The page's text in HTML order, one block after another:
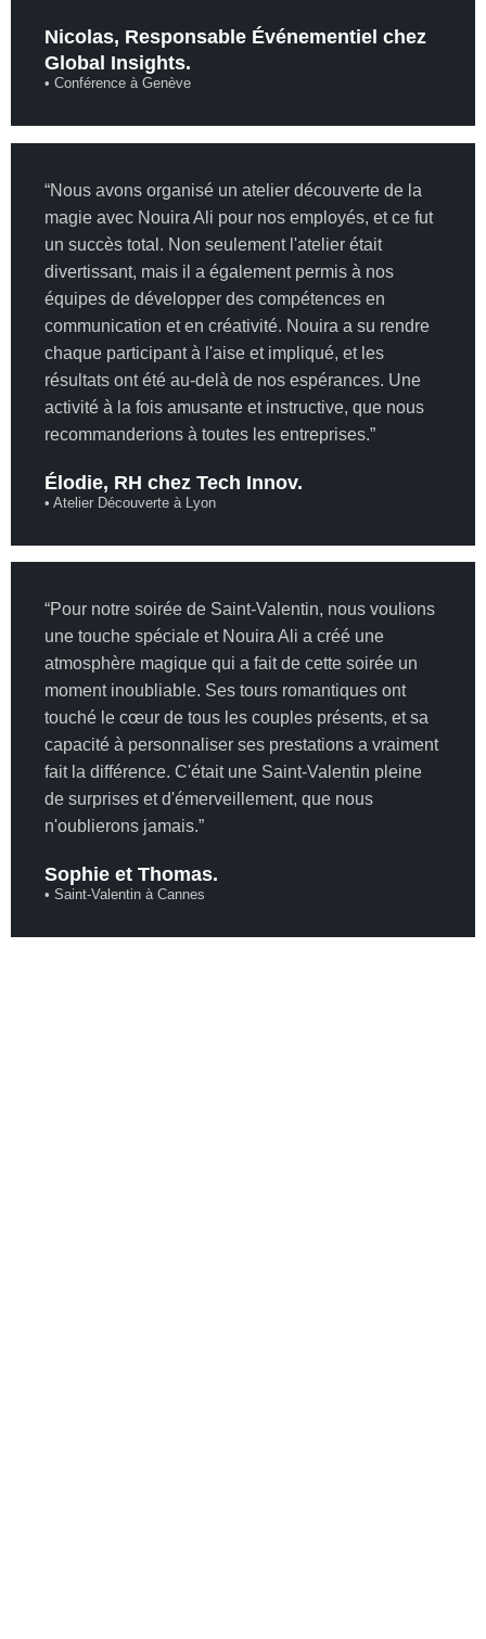
Nicolas, Responsable Événementiel chez
Global Insights.
• Conférence à Genève
“Nous avons organisé un atelier découverte de la
magie avec Nouira Ali pour nos employés, et ce fut
un succès total. Non seulement l'atelier était
divertissant, mais il a également permis à nos
équipes de développer des compétences en
communication et en créativité. Nouira a su rendre
chaque participant à l'aise et impliqué, et les
résultats ont été au-delà de nos espérances. Une
activité à la fois amusante et instructive, que nous
recommanderions à toutes les entreprises.”
Élodie, RH chez Tech Innov.
• Atelier Découverte à Lyon
“Pour notre soirée de Saint-Valentin, nous voulions
une touche spéciale et Nouira Ali a créé une
atmosphère magique qui a fait de cette soirée un
moment inoubliable. Ses tours romantiques ont
touché le cœur de tous les couples présents, et sa
capacité à personnaliser ses prestations a vraiment
fait la différence. C'était une Saint-Valentin pleine
de surprises et d'émerveillement, que nous
n'oublierons jamais.”
Sophie et Thomas.
• Saint-Valentin à Cannes